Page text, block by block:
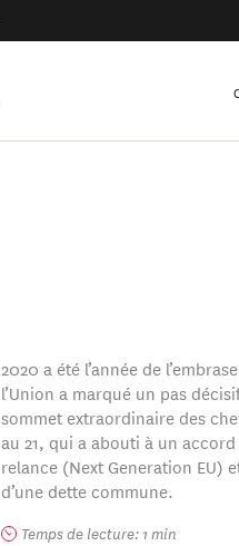
2020 a été l’année de
l’Union a marqué un pas
sommet extraordinaire des
au 21, qui a abouti à un
relance (Next Generation EU)
d’une dette commune.
Temps de lecture: 1 min